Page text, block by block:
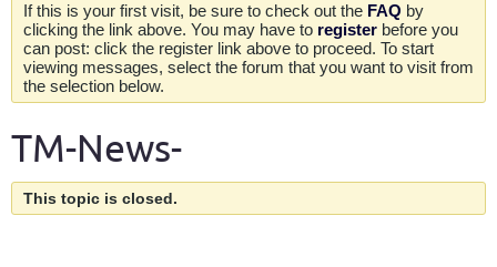
If this is your first visit, be sure to check out the FAQ by
clicking the link above. You may have to register before you
can post: click the register link above to proceed. To start
viewing messages, select the forum that you want to visit from
the selection below.
TM-News-
This topic is closed.